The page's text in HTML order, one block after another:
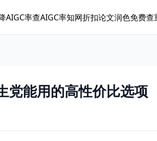
AIGC率查AIGC率知网折扣论文润色免费查
党能用的高性价比选项